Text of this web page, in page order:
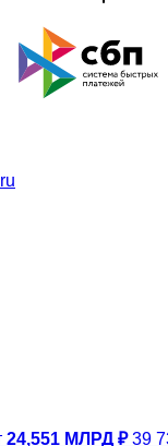
24,551 МЛРД ₽ 39